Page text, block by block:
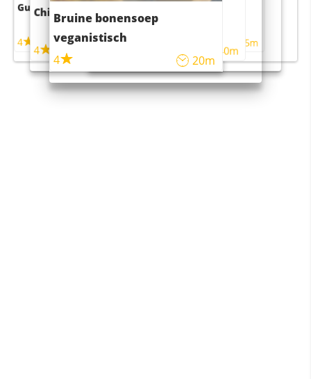
Guacamole
4
Chili con carne
4
Bruine bonensoep
veganistisch
4
20m
Sushi rijstsalade
maaltijdsalade
40m
4 55m